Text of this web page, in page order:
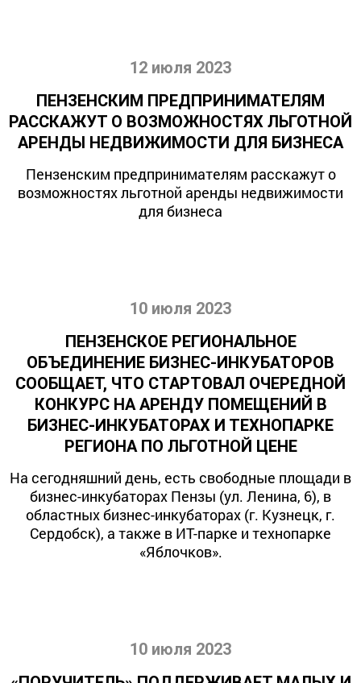
12 июля 2023
ПЕНЗЕНСКИМ ПРЕДПРИНИМАТЕЛЯМ
РАССКАЖУТ О ВОЗМОЖНОСТЯХ ЛЬГОТНОЙ
АРЕНДЫ НЕДВИЖИМОСТИ ДЛЯ БИЗНЕСА
Пензенским предпринимателям расскажут о
возможностях льготной аренды недвижимости
для бизнеса
10 июля 2023
ПЕНЗЕНСКОЕ РЕГИОНАЛЬНОЕ
ОБЪЕДИНЕНИЕ БИЗНЕС-ИНКУБАТОРОВ
СООБЩАЕТ, ЧТО СТАРТОВАЛ ОЧЕРЕДНОЙ
КОНКУРС НА АРЕНДУ ПОМЕЩЕНИЙ В
БИЗНЕС-ИНКУБАТОРАХ И ТЕХНОПАРКЕ
РЕГИОНА ПО ЛЬГОТНОЙ ЦЕНЕ
На сегодняшний день, есть свободные площади в
бизнес-инкубаторах Пензы (ул. Ленина, 6), в
областных бизнес-инкубаторах (г. Кузнецк, г.
Сердобск), а также в ИТ-парке и технопарке
«Яблочков».
10 июля 2023